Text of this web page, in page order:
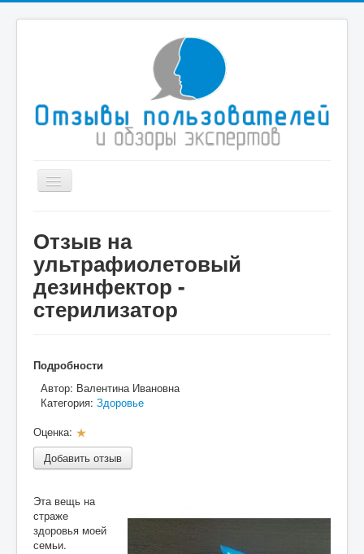
Toggle
Navigation
Иммиграционные услуги
Туристические компании
Здоровье и медицина
Дом и быт
Разное
Контакты
Отзыв на
ультрафиолетовый
дезинфектор -
стерилизатор
Подробности
Автор: Валентина Ивановна
Категория: Здоровье
Оценка: Р
е
й
н
:
Добавить отзыв
Эта вещь на
страже
здоровья моей
семьи.